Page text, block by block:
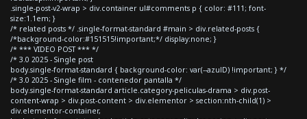
.single-post-v2-wrap > div.container ul#comments p { color: #111; font-
size:1.1em; }
/* related posts */ .single-format-standard #main > div.related-posts {
/*background-color:#151515!important;*/ display:none; }
/* *** VIDEO POST *** */
/* 3.0 2025 - Single post
body.single-format-standard { background-color: var(--azulD) !important; } */
/* 3.0 2025 - Single film - contenedor pantalla */
body.single-format-standard article.category-peliculas-drama > div.post-
content-wrap > div.post-content > div.elementor > section:nth-child(1) >
div.elementor-container,